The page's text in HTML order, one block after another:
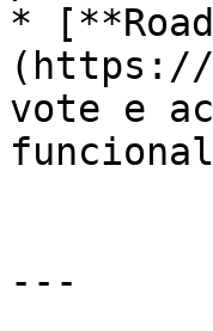
*
(https://
vote e
---